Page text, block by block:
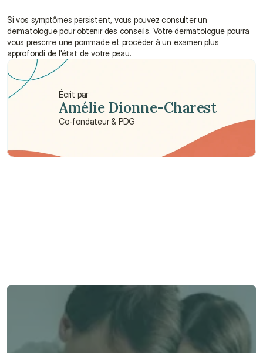
Si vos symptômes persistent, vous pouvez consulter un
dermatologue pour obtenir des conseils. Votre dermatologue pourra
vous prescrire une pommade et procéder à un examen plus
approfondi de l'état de votre peau.
Écrit par
Amélie Dionne-Charest
Co-fondateur & PDG